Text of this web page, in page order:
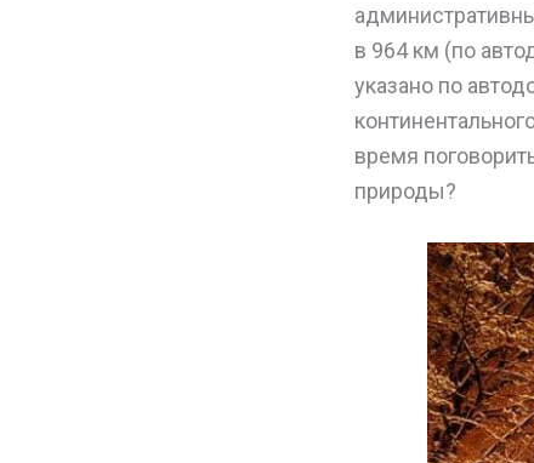
в 964 км (по
указано по
время
природы?